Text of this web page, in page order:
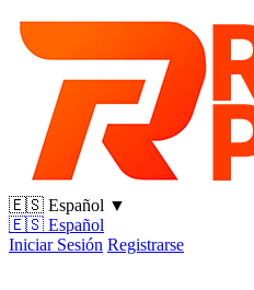
🇪🇸 Español ▼
🇪🇸 Español
Iniciar Sesión Registrarse